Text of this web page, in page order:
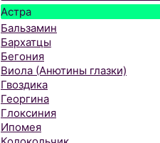
Астра
Бальзамин
Бархатцы
Бегония
Виола (Анютины глазки)
Гвоздика
Георгина
Глоксиния
Ипомея